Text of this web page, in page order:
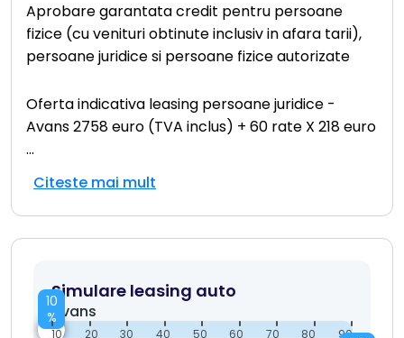
Aprobare garantata credit pentru persoane
fizice (cu venituri obtinute inclusiv in afara tarii),
persoane juridice si persoane fizice autorizate
Oferta indicativa leasing persoane juridice -
Avans 2758 euro (TVA inclus) + 60 rate X 218 euro
...
Citeste mai mult
Simulare leasing auto
Avans
10
%
10 20 30 40 50 60 70 80 90